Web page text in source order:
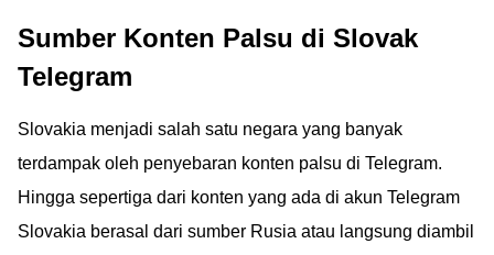
sini. Akses situs
gratis tanpa iklan dan
nonton film bokeh
mudah.
Sumber Konten Palsu di Slovak
Telegram
Slovakia menjadi salah satu negara yang banyak
terdampak oleh penyebaran konten palsu di Telegram.
Hingga sepertiga dari konten yang ada di akun Telegram
Slovakia berasal dari sumber Rusia atau langsung diambil